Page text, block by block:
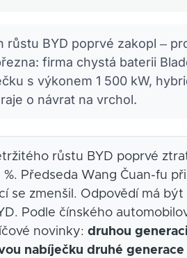
růstu BYD poprvé zakopl –
firma chystá baterii
s výkonem 1 500 kW,
o návrat na vrchol.
růstu BYD poprvé
Předseda Wang Čuan-fu
se zmenšil. Odpovědí má
Podle čínského
novinky:druhou
nabíječku druhé generace